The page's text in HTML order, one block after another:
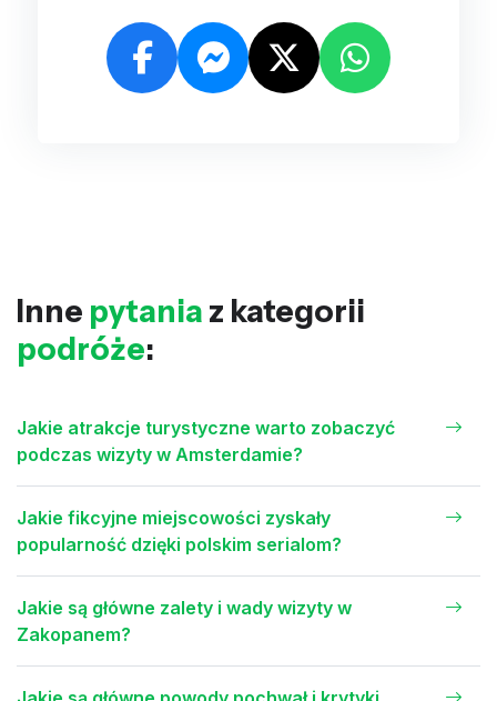
Inne pytania z kategorii
podróże:
Jakie atrakcje turystyczne warto zobaczyć
podczas wizyty w Amsterdamie?
Jakie fikcyjne miejscowości zyskały
popularność dzięki polskim serialom?
Jakie są główne zalety i wady wizyty w
Zakopanem?